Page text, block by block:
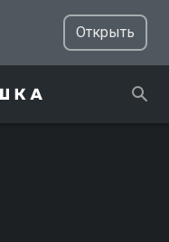
Открыть